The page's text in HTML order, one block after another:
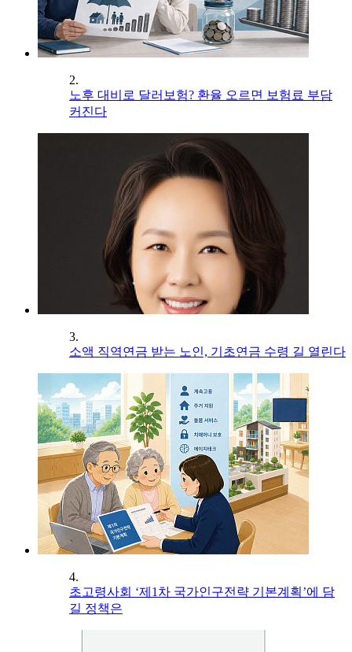
2.
노후 대비로 달러보험? 환율 오르면 보험료 부담
커진다
3.
소액 직역연금 받는 노인, 기초연금 수령 길 열린다
4.
초고령사회 ‘제1차 국가인구전략 기본계획’에 담
길 정책은